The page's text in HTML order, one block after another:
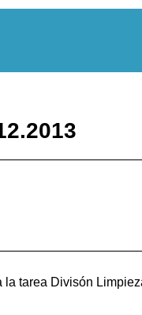
la tarea Divisón